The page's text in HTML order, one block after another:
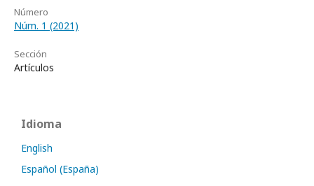
Número
Núm. 1 (2021)
Sección
Artículos
Idioma
English
Español (España)